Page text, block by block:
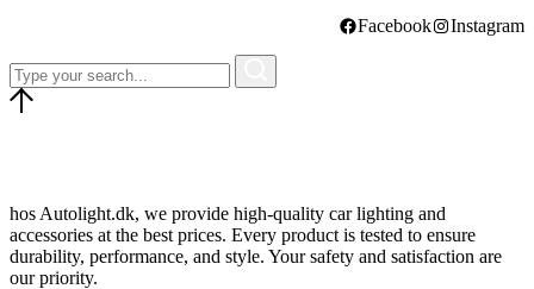
Facebook Instagram
hos Autolight.dk, we provide high-quality car lighting and
accessories at the best prices. Every product is tested to ensure
durability, performance, and style. Your safety and satisfaction are
our priority.